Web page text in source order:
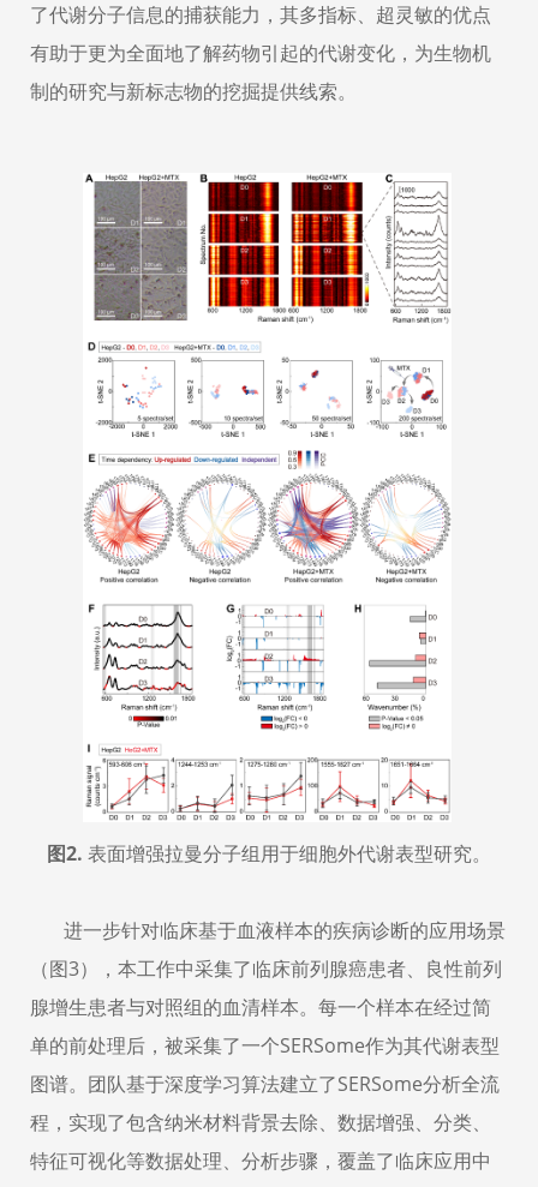
了代谢分子信息的捕获能力，其多指标、超灵敏的优点
有助于更为全面地了解药物引起的代谢变化，为生物机
制的研究与新标志物的挖掘提供线索。
图2. 表面增强拉曼分子组用于细胞外代谢表型研究。
进一步针对临床基于血液样本的疾病诊断的应用场景
（图3），本工作中采集了临床前列腺癌患者、良性前列
腺增生患者与对照组的血清样本。每一个样本在经过简
单的前处理后，被采集了一个SERSome作为其代谢表型
图谱。团队基于深度学习算法建立了SERSome分析全流
程，实现了包含纳米材料背景去除、数据增强、分类、
特征可视化等数据处理、分析步骤，覆盖了临床应用中